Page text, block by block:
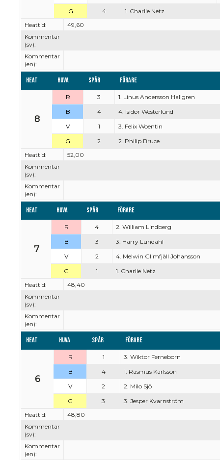
G
4
1. Charlie Netz
Heattid:
49,60
Kommentar
(sv):
Kommentar
(en):
Heat Huva Spår Förare
8
R 3
1. Linus Andersson Hallgren
B
4
4. Isidor Westerlund
V
1
3. Felix Woentin
G
2
2. Philip Bruce
Heattid:
52,00
Kommentar
(sv):
Kommentar
(en):
Heat Huva Spår Förare
7
R 4
2. William Lindberg
B
3
3. Harry Lundahl
V
2
4. Melwin Glimfjäll Johansson
G
1
1. Charlie Netz
Heattid:
48,40
Kommentar
(sv):
Kommentar
(en):
Heat Huva Spår Förare
6
R 1
3. Wiktor Ferneborn
B
4
1. Rasmus Karlsson
V
2
2. Milo Sjö
G
3
3. Jesper Kvarnström
Heattid:
48,80
Kommentar
(sv):
Kommentar
(en):